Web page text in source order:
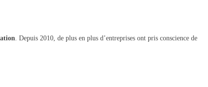
. Depuis 2010, de plus en plus d’entreprises ont pris conscience de